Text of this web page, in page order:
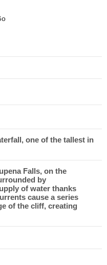
one of the tallest in
Falls, on the
by
of water thanks
cause a series
of the cliff, creating